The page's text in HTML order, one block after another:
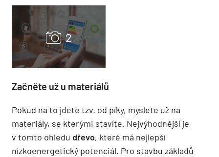
Začněte už u materiálů
Pokud na to jdete tzv. od píky, myslete už na
materiály, se kterými stavíte. Nejvýhodnější je
v tomto ohledu dřevo, které má nejlepší
nízkoenergetický potenciál. Pro stavbu základů